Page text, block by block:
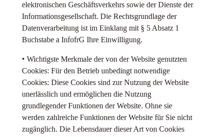
elektronischen Geschäftsverkehrs sowie der Dienste der
Informationsgesellschaft. Die Rechtsgrundlage der
Datenverarbeitung ist im Einklang mit § 5 Absatz 1
Buchstabe a InfofrG Ihre Einwilligung.
• Wichtigste Merkmale der von der Website genutzten
Cookies: Für den Betrieb unbedingt notwendige
Cookies: Diese Cookies sind zur Nutzung der Website
unerlässlich und ermöglichen die Nutzung
grundlegender Funktionen der Website. Ohne sie
werden zahlreiche Funktionen der Website für Sie nicht
zugänglich. Die Lebensdauer dieser Art von Cookies